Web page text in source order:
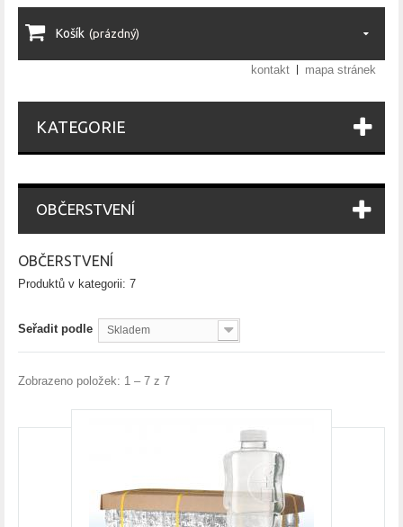
Košík (prázdný)
kontakt mapa stránek
KATEGORIE
OBČERSTVENÍ
OBČERSTVENÍ
Produktů v kategorii: 7
Seřadit podle Skladem
Zobrazeno položek: 1 – 7 z 7